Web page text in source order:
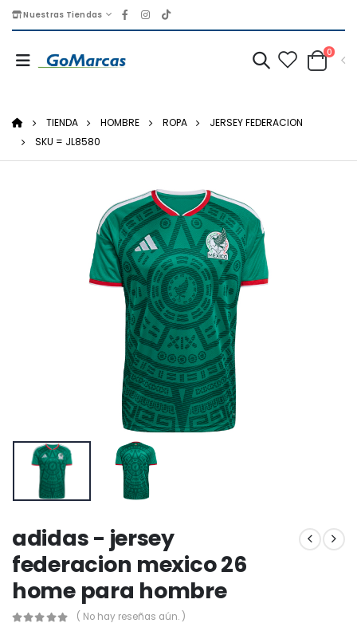
Nuestras Tiendas
0
TIENDA HOMBRE ROPA
JERSEY FEDERACION
SKU = JL8580
adidas - jersey
federacion mexico 26
home para hombre
( No hay reseñas aún. )